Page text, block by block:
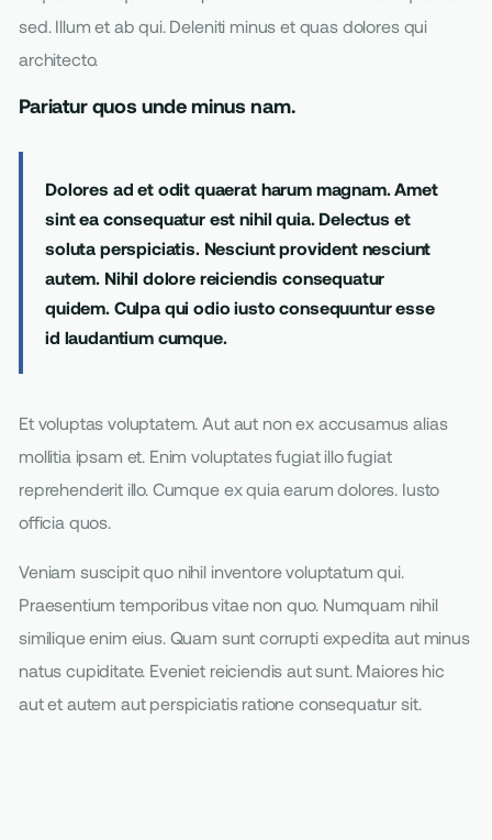
sed. Illum et ab qui. Deleniti minus et quas dolores qui
architecto.
Pariatur quos unde minus nam.
Dolores ad et odit quaerat harum magnam. Amet
sint ea consequatur est nihil quia. Delectus et
soluta perspiciatis. Nesciunt provident nesciunt
autem. Nihil dolore reiciendis consequatur
quidem. Culpa qui odio iusto consequuntur esse
id laudantium cumque.
Et voluptas voluptatem. Aut aut non ex accusamus alias
mollitia ipsam et. Enim voluptates fugiat illo fugiat
reprehenderit illo. Cumque ex quia earum dolores. Iusto
officia quos.
Veniam suscipit quo nihil inventore voluptatum qui.
Praesentium temporibus vitae non quo. Numquam nihil
similique enim eius. Quam sunt corrupti expedita aut minus
natus cupiditate. Eveniet reiciendis aut sunt. Maiores hic
aut et autem aut perspiciatis ratione consequatur sit.